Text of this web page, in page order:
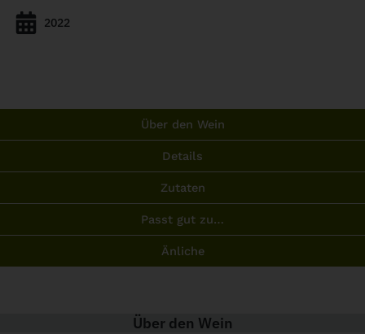
2022
Über den Wein
Details
Zutaten
Passt gut zu…
Änliche
Über den Wein